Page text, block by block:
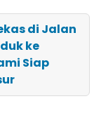
di Jalan
ke
Siap